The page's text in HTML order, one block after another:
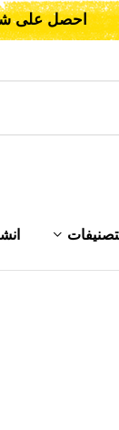
احصل على شحن